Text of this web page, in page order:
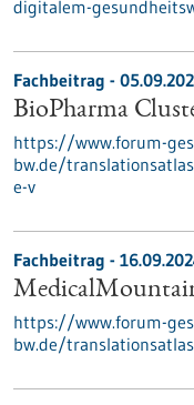
digitalem-
Fachbeitrag -
BioPharma
https://www.forum-
bw.de/
e-v
Fachbeitrag -
https://www.forum-
bw.de/